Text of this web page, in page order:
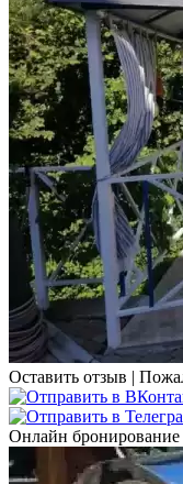
Оставить отзыв |
Онлайн бронирование